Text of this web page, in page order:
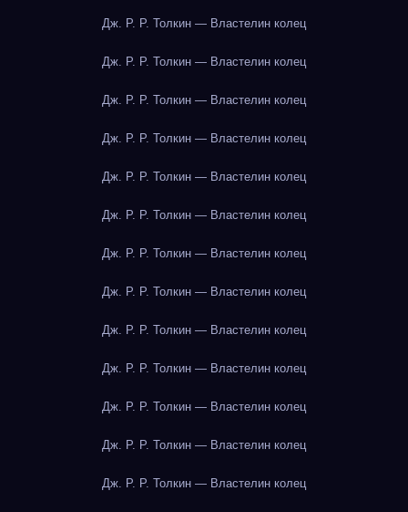
Дж. Р. Р. Толкин — Властелин колец
Дж. Р. Р. Толкин — Властелин колец
Дж. Р. Р. Толкин — Властелин колец
Дж. Р. Р. Толкин — Властелин колец
Дж. Р. Р. Толкин — Властелин колец
Дж. Р. Р. Толкин — Властелин колец
Дж. Р. Р. Толкин — Властелин колец
Дж. Р. Р. Толкин — Властелин колец
Дж. Р. Р. Толкин — Властелин колец
Дж. Р. Р. Толкин — Властелин колец
Дж. Р. Р. Толкин — Властелин колец
Дж. Р. Р. Толкин — Властелин колец
Дж. Р. Р. Толкин — Властелин колец